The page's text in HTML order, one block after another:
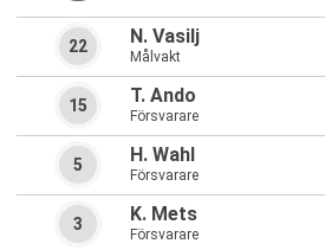
N. Vasilj
Målvakt
22
T. Ando
Försvarare
15
H. Wahl
Försvarare
5
K. Mets
Försvarare
3